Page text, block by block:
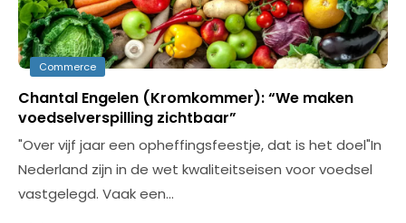
Commerce
Chantal Engelen (Kromkommer): “We maken
voedselverspilling zichtbaar”
"Over vijf jaar een opheffingsfeestje, dat is het doel"In
Nederland zijn in de wet kwaliteitseisen voor voedsel
vastgelegd. Vaak een…